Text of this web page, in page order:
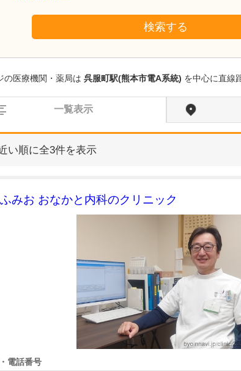
検索する
の医療機関・薬局は 呉服町駅(熊本市電A系統) を中心に直線
一覧表示
い順に全3件を表示
みお おなかと内科のクリニック
電話番号
神奈川県
湘南フ
里
日々
いって
に、健
とやお
に、…